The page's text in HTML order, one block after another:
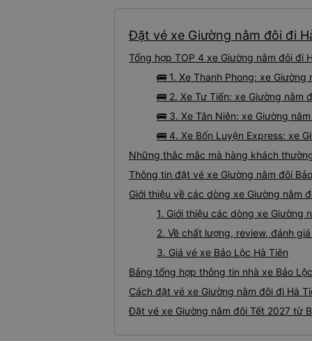
Đặt vé xe Giường nằm đôi đi
Tổng hợp TOP 4 xe Giường nằm đôi đi
🚌 1. Xe Thanh Phong: xe
🚌 2. Xe Tư Tiến: xe Giường nằm
🚌 3. Xe Tân Niên: xe Giường
🚌 4. Xe Bốn Luyện Express: xe
Những thắc mắc mà hàng khách
Thông tin đặt vé xe Giường nằm đôi
Giới thiệu về các dòng xe Giường nằm
1. Giới thiệu các dòng xe Giường
2. Về chất lượng, review, đánh
3. Giá vé xe Bảo Lộc Hà Tiên
Bảng tổng hợp thông tin nhà xe Bảo
Cách đặt vé xe Giường nằm đôi đi Hà
Đặt vé xe Giường nằm đôi Tết 2027 từ